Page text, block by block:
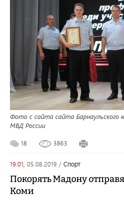
Фото с сайта сайта Барнаульского
МВД России
18 3863
19:01, 05.08.2019 / спорт
Покорять Мадону
Коми